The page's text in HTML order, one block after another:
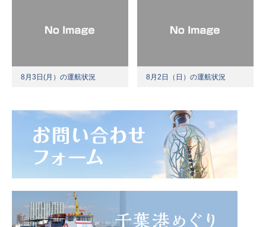
8月3日(月）の運航状況 8月2日（日）の運航状況